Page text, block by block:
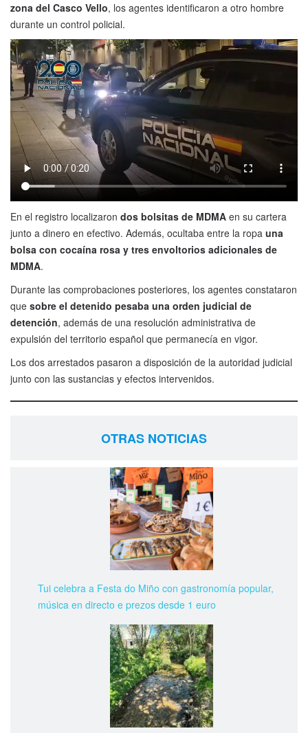
zona del Casco Vello, los agentes identificaron a otro hombre
durante un control policial.
En el registro localizaron dos bolsitas de MDMA en su cartera
junto a dinero en efectivo. Además, ocultaba entre la ropa una
bolsa con cocaína rosa y tres envoltorios adicionales de
MDMA.
Durante las comprobaciones posteriores, los agentes constataron
que sobre el detenido pesaba una orden judicial de
detención, además de una resolución administrativa de
expulsión del territorio español que permanecía en vigor.
Los dos arrestados pasaron a disposición de la autoridad judicial
junto con las sustancias y efectos intervenidos.
OTRAS NOTICIAS
Tui celebra a Festa do Miño con gastronomía popular,
música en directo e prezos desde 1 euro